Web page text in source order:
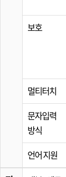
보호
멀티터치
문자입력
방식
언어 지원